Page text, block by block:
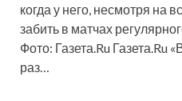
когда у него, несмотря на
забить в матчах
Фото: Газета.Ru Газета.Ru
раз…